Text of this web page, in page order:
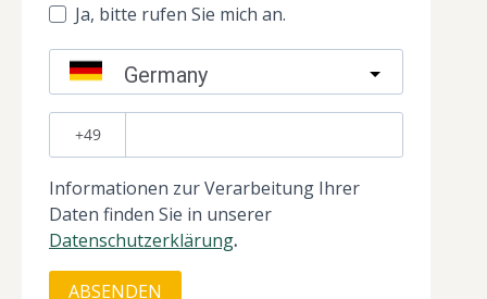
Ja, bitte rufen Sie mich an.
Germany
Informationen zur Verarbeitung Ihrer
Daten finden Sie in unserer
Datenschutzerklärung.
ABSENDEN